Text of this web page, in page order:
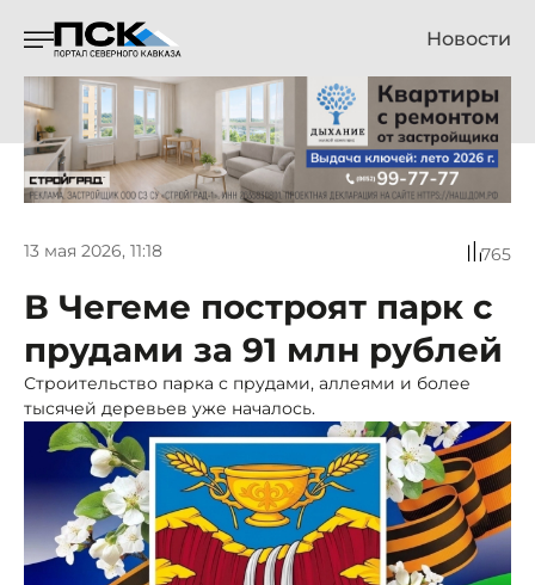
Новости
13 мая 2026, 11:18 765
В Чегеме построят парк с
прудами за 91 млн рублей
Строительство парка с прудами, аллеями и более
тысячей деревьев уже началось.